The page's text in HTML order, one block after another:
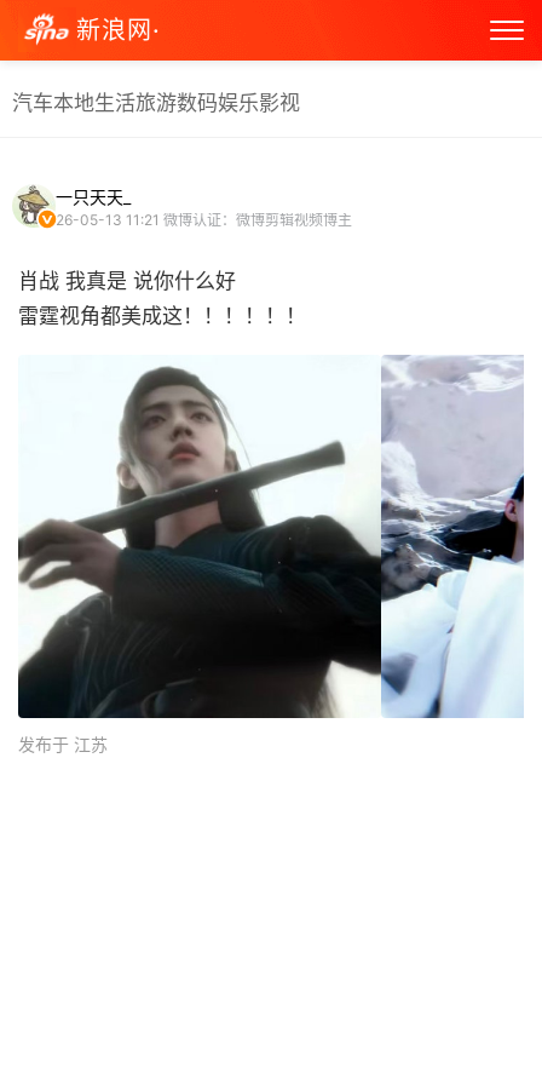
新浪网·
汽车本地生活旅游数码娱乐影视
一只天天_
26-05-13 11:21 微博认证：微博剪辑视频博主
肖战 我真是 说你什么好
雷霆视角都美成这！！！！！！ ​
发布于 江苏